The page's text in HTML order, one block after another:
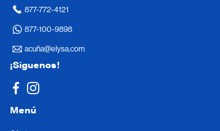
877-772-4121
877-100-9898
acuña@elysa.com
¡Siguenos!
Menú